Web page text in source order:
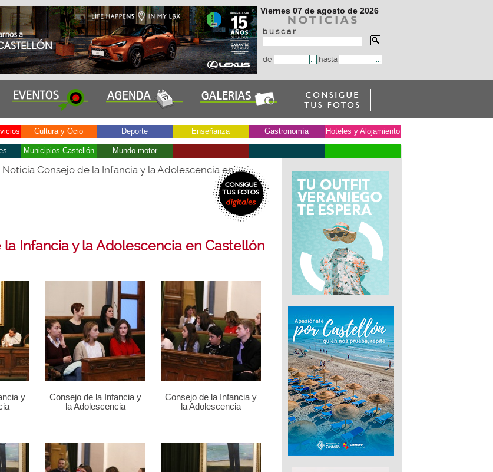
Viernes 07 de agosto de 2026
b u s c a r
de hasta
Cultura y Ocio Deporte Enseñanza Gastronomía Hoteles y Alojamiento
Municipios Castellón Mundo motor
Noticia Consejo de la Infancia y la Adolescencia en
la Infancia y la Adolescencia en Castellón
y
Consejo de la Infancia y
la Adolescencia
Consejo de la Infancia y
la Adolescencia